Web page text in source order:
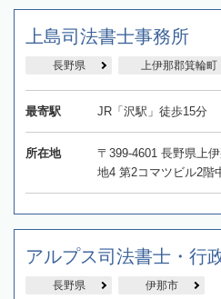
上島司法書士事務所
長野県 上伊那郡箕輪町
最寄駅 JR「沢駅」徒歩15分
所在地
〒399-4601 長野県上
地4 第2コマツビル2階
アルプス司法書士・行
長野県 伊那市